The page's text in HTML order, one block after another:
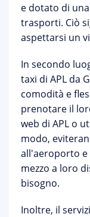
e dotato di
trasporti. Ciò
aspettarsi un
In secondo
taxi di APL da
comodità e
prenotare il
web di APL o
modo,
all'aeroporto e
mezzo a loro
bisogno.
Inoltre, il